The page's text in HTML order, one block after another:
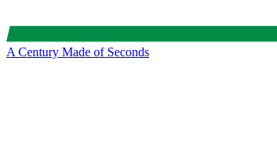
A Century Made of Seconds